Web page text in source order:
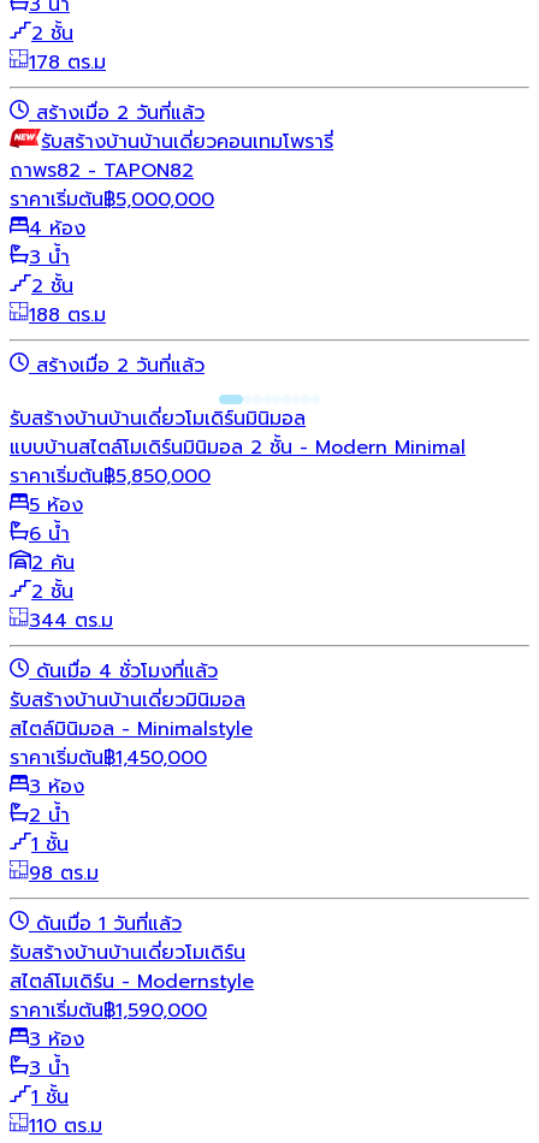
2 ชั้น
178 ตร.ม
สร้างเมื่อ 2 วันที่แล้ว
รับสร้างบ้านบ้านเดี่ยวคอนเทมโพรารี่
ถาพร82 - TAPON82
ราคาเริ่มต้น฿5,000,000
4 ห้อง
3 น้ำ
2 ชั้น
188 ตร.ม
สร้างเมื่อ 2 วันที่แล้ว
รับสร้างบ้านบ้านเดี่ยวโมเดิร์นมินิมอล
แบบบ้านสไตล์โมเดิร์นมินิมอล 2 ชั้น - Modern Minimal
ราคาเริ่มต้น฿5,850,000
5 ห้อง
6 น้ำ
2 คัน
2 ชั้น
344 ตร.ม
ดันเมื่อ 4 ชั่วโมงที่แล้ว
รับสร้างบ้านบ้านเดี่ยวมินิมอล
สไตล์มินิมอล - Minimalstyle
ราคาเริ่มต้น฿1,450,000
3 ห้อง
2 น้ำ
1 ชั้น
98 ตร.ม
ดันเมื่อ 1 วันที่แล้ว
รับสร้างบ้านบ้านเดี่ยวโมเดิร์น
สไตล์โมเดิร์น - Modernstyle
ราคาเริ่มต้น฿1,590,000
3 ห้อง
3 น้ำ
1 ชั้น
110 ตร.ม